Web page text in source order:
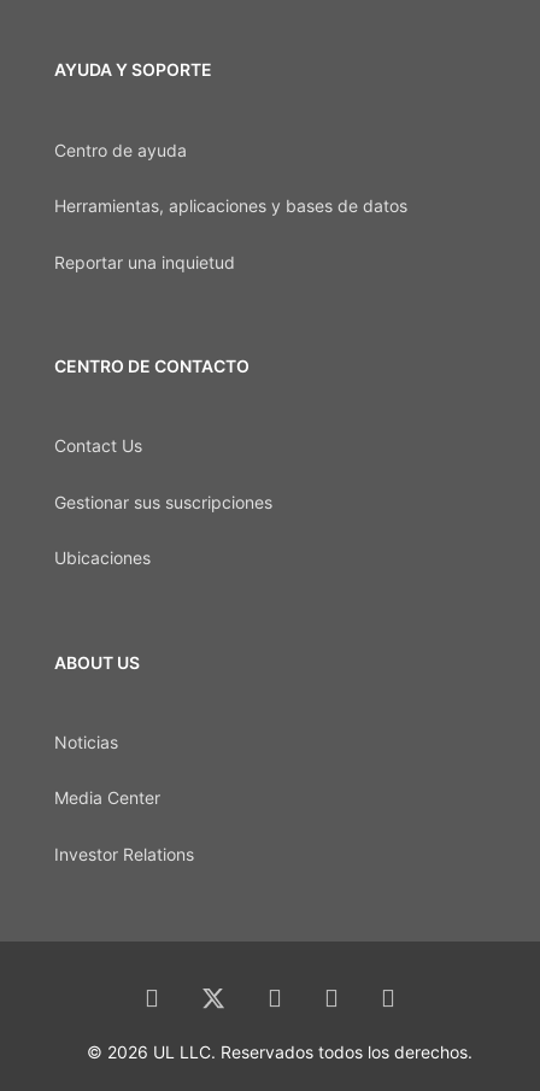
AYUDA Y SOPORTE
Centro de ayuda
Herramientas, aplicaciones y bases de datos
Reportar una inquietud
CENTRO DE CONTACTO
Contact Us
Gestionar sus suscripciones
Ubicaciones
ABOUT US
Noticias
Media Center
Investor Relations
© 2026 UL LLC. Reservados todos los derechos.